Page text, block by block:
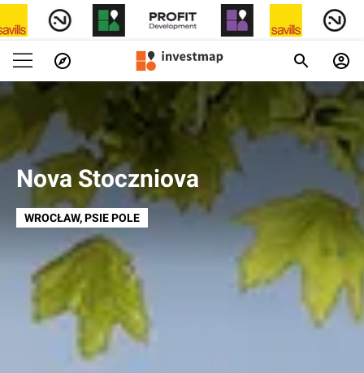
Nova Stoczniova
WROCŁAW, PSIE POLE